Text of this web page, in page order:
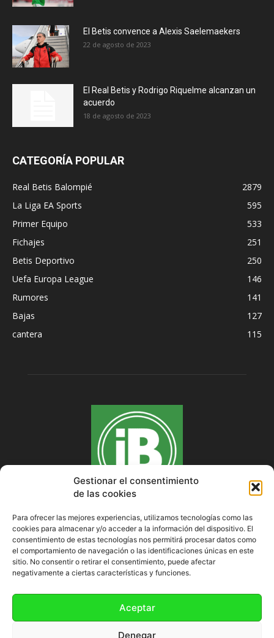
Gestionar el consentimiento
de las cookies
Para ofrecer las mejores experiencias, utilizamos tecnologías como las
cookies para almacenar y/o acceder a la información del dispositivo. El
consentimiento de estas tecnologías nos permitirá procesar datos como
el comportamiento de navegación o las identificaciones únicas en este
sitio. No consentir o retirar el consentimiento, puede afectar
negativamente a ciertas características y funciones.
Aceptar
Denegar
El Betis convence a Alexis Saelemaekers
22 de agosto de 2023
El Real Betis y Rodrigo Riquelme alcanzan un
acuerdo
18 de agosto de 2023
CATEGORÍA POPULAR
Real Betis Balompié
2879
La Liga EA Sports
595
Primer Equipo
533
Fichajes
251
Betis Deportivo
250
Uefa Europa League
146
Rumores
141
Bajas
127
cantera
115
SOBRE NOSOTROS